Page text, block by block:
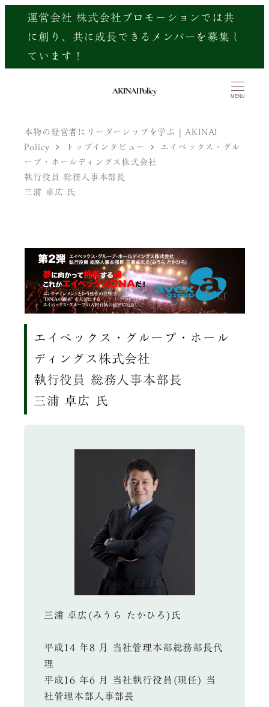
コ
運営会社 株式会社プロモーションでは共
に創り、共に成長できるメンバーを募集し
ています！
MENU
本物の経営者にリーダーシップを学ぶ | AKINAI
Policy
トップインタビュー
エイベックス・グル
ープ・ホールディングス株式会社
執行役員 総務人事本部長
三浦 卓広 氏
エイベックス・グループ・ホール
ディングス株式会社
執行役員 総務人事本部長
三浦 卓広 氏
三浦 卓広(みうら たかひろ)氏
平成14 年8 月 当社管理本部総務部長代
理
平成16 年6 月 当社執行役員(現任) 当
社管理本部人事部長